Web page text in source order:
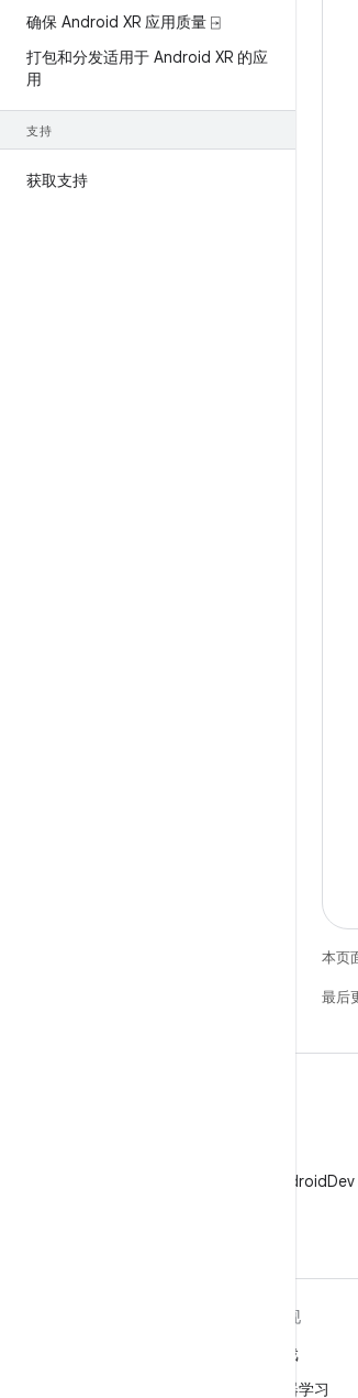
确保 Android XR 应用质量 ⍈
打包和分发适用于 Android XR 的应
用
支持
获取支持
本页
最后
在 X 上关注 @AndroidDev
发现
游戏
机器学习